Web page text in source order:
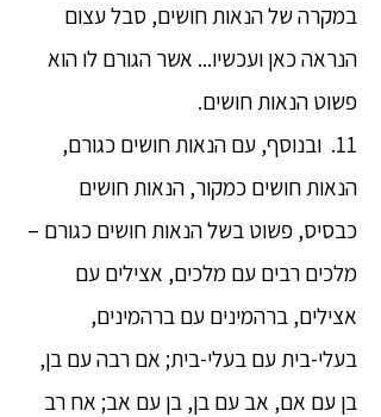
במקרה של הנאות חושים, סבל עצום
הנראה כאן ועכשיו... אשר הגורם לו הוא
פשוט הנאות חושים.
11. ובנוסף, עם הנאות חושים כגורם,
הנאות חושים כמקור, הנאות חושים
כבסיס, פשוט בשל הנאות חושים כגורם –
מלכים רבים עם מלכים, אצילים עם
אצילים, ברהמינים עם ברהמינים,
בעלי-בית עם בעלי-בית; אם רבה עם בן,
בן עם אם, אב עם בן, בן עם אב; אח רב